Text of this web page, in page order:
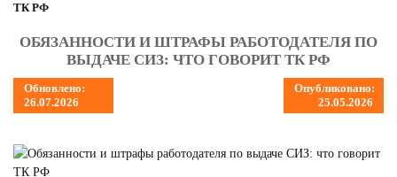
ТК РФ
ОБЯЗАННОСТИ И ШТРАФЫ РАБОТОДАТЕЛЯ ПО
ВЫДАЧЕ СИЗ: ЧТО ГОВОРИТ ТК РФ
Обновлено:
26.07.2026
Опубликовано:
25.05.2026